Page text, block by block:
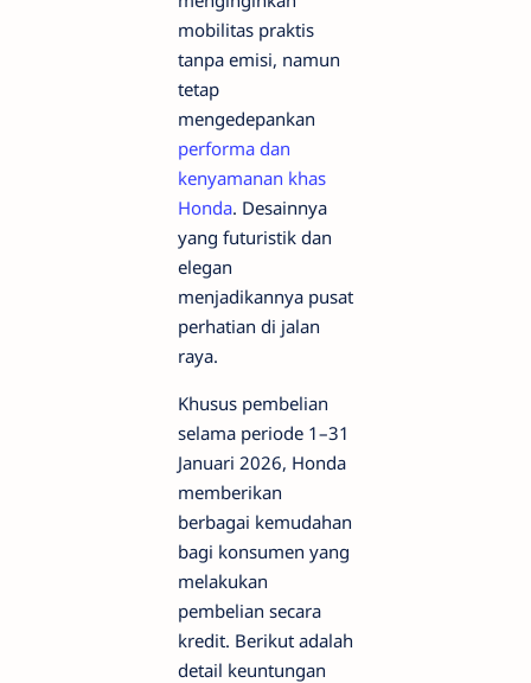
mobilitas praktis
tanpa emisi, namun
tetap
mengedepankan
performa dan
kenyamanan khas
Honda. Desainnya
yang futuristik dan
elegan
menjadikannya pusat
perhatian di jalan
raya.
Khusus pembelian
selama periode 1–31
Januari 2026, Honda
memberikan
berbagai kemudahan
bagi konsumen yang
melakukan
pembelian secara
kredit. Berikut adalah
detail keuntungan